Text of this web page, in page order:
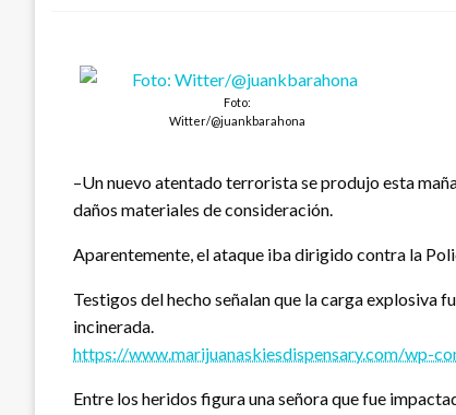
Foto:
Witter/@juankbarahona
–Un nuevo atentado terrorista se produjo esta
daños materiales de consideración.
Aparentemente, el ataque iba dirigido contra la
Testigos del hecho señalan que la carga explosiva
incinerada.
https://www.marijuanaskiesdispensary.com/wp-
Entre los heridos figura una señora que fue